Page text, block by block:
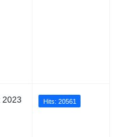
2023 Hits: 20561